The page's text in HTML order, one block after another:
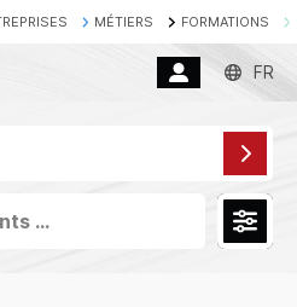
MÉTIERS FORMATIONS
FR
...